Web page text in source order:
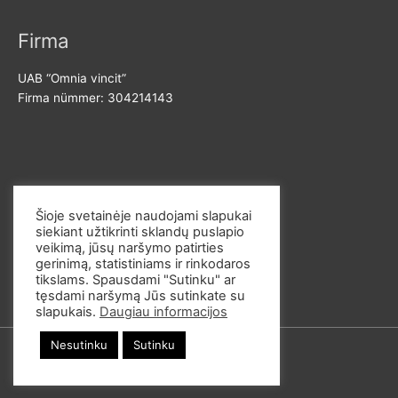
Firma
UAB “Omnia vincit”
Firma nümmer: 304214143
E-post: info@omvi.lt
Telefoninumber: +37062033145
© 2026
Šioje svetainėje naudojami slapukai
siekiant užtikrinti sklandų puslapio
veikimą, jūsų naršymo patirties
gerinimą, statistiniams ir rinkodaros
tikslams. Spausdami "Sutinku" ar
tęsdami naršymą Jūs sutinkate su
slapukais. Daugiau informacijos
Nesutinku Sutinku